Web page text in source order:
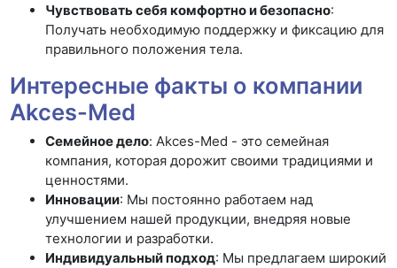
Чувствовать себя комфортно и безопасно:
Получать необходимую поддержку и фиксацию для
правильного положения тела.
Интересные факты о компании
Akces-Med
Семейное дело: Akces-Med - это семейная
компания, которая дорожит своими традициями и
ценностями.
Инновации: Мы постоянно работаем над
улучшением нашей продукции, внедряя новые
технологии и разработки.
Индивидуальный подход: Мы предлагаем широкий